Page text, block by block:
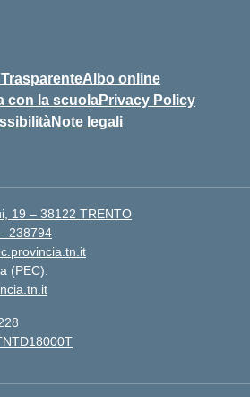
Albo online
con la scuolaPrivacy Policy
Note legali
19 – 38122 TRENTO
238794
(PEC):